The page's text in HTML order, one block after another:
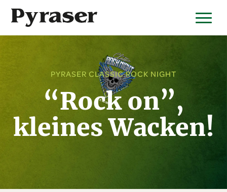
PYRASER CLASSIC ROCK NIGHT
“Rock on”,
kleines Wacken!